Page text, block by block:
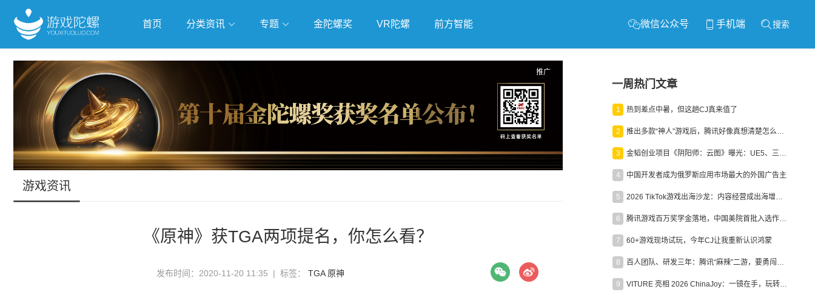
首页 分类资讯 专题
抢滩全球 人工智能 武侠游戏 独立游戏 云游戏
跨界Talk
金陀螺奖 VR陀螺 前方智能 微信公众号 手机端 搜索
推广
游戏资讯
《原神》获TGA两项提名，你怎么看？
发布时间：2020-11-20 11:35 | 标签： TGA 原神
一周热门文章
1 热到差点中暑，但这趟CJ真来值了
2 推出多款“神人”游戏后，腾讯好像真想清楚怎么做二次元了
3 金韬创业项目《阴阳师：云图》曝光：UE5、三端互通、ARPG
4 中国开发者成为俄罗斯应用市场最大的外国广告主
5 2026 TikTok游戏出海沙龙：内容经营成出海增长新引擎
6 腾讯游戏百万奖学金落地，中国美院首批入选作品获业内关注
7 60+游戏现场试玩，今年CJ让我重新认识鸿蒙
8 百人团队、研发三年：腾讯“麻辣”二游，要勇闯男性恋爱市场
9 VITURE 亮相 2026 ChinaJoy：一镜在手，玩转全场！